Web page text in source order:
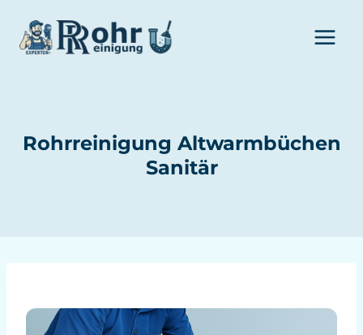
Inhalt
springen
Rohrreinigung Altwarmbüchen
Sanitär